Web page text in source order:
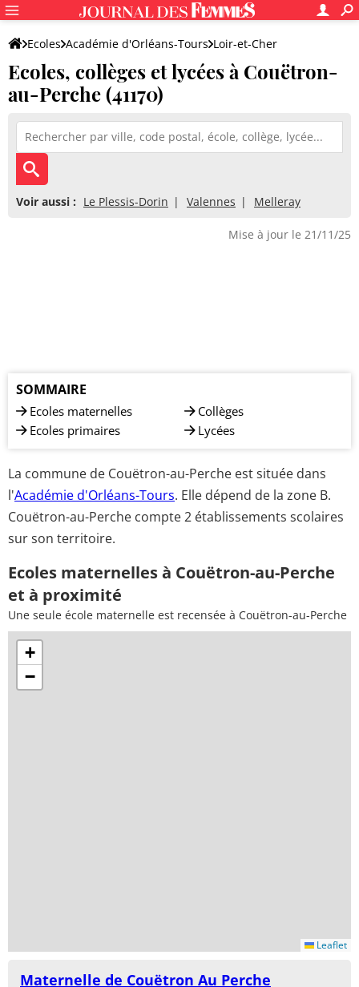
Ecoles Académie d'Orléans-Tours Loir-et-Cher
Ecoles, collèges et lycées à Couëtron-
au-Perche (41170)
Voir aussi : Le Plessis-Dorin Valennes Melleray
Mise à jour le 21/11/25
SOMMAIRE
Ecoles maternelles
Ecoles primaires
Collèges
Lycées
La commune de Couëtron-au-Perche est située dans
l'Académie d'Orléans-Tours. Elle dépend de la zone B.
Couëtron-au-Perche compte 2 établissements scolaires
sur son territoire.
Ecoles maternelles à Couëtron-au-Perche
et à proximité
Une seule école maternelle est recensée à Couëtron-au-Perche
+
−
Leaflet
Maternelle de Couëtron Au Perche